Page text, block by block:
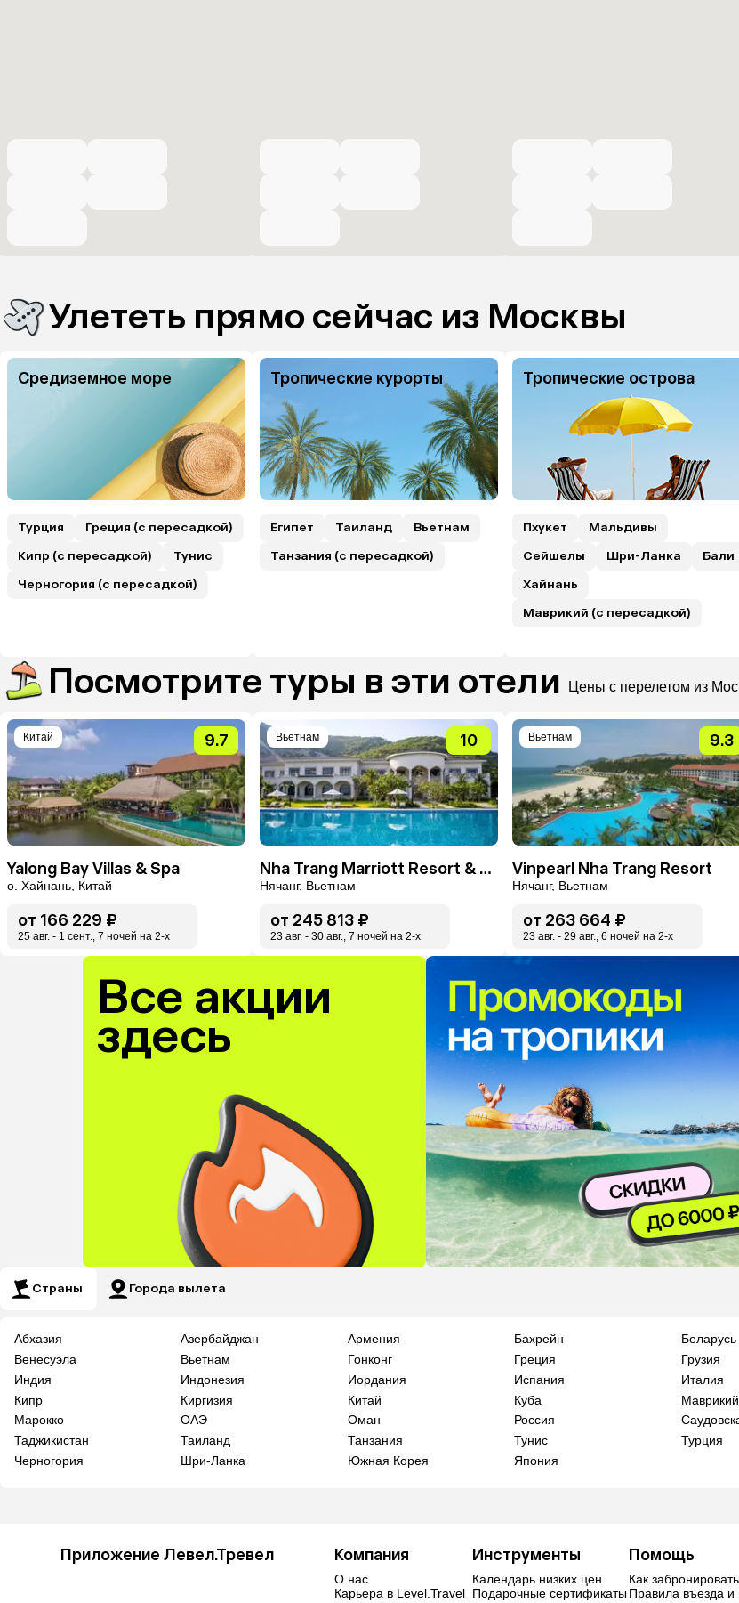
Улететь прямо сейчас из Москвы
Средиземное море
Турция
Греция (с пересадкой)
Кипр (с пересадкой)
Тунис
Черногория (с пересадкой)
Тропические курорты
Египет Таиланд
Вьетнам
Танзания (с пересадкой)
Тропические острова
Пхукет
Мальдивы
Сейшелы
Шри-Ланка
Бали
Хайнань
Маврикий (с пересадкой)
Посмотрите туры в эти отели Цены с перелетом из
Китай 9.7
Yalong Bay Villas & Spa
о. Хайнань, Китай
от 166 229 ₽
25 авг. - 1 сент., 7 ночей на 2-x
Вьетнам 10
Nha Trang Marriott Resort & Spa, Hon Tre Island
Нячанг, Вьетнам
от 245 813 ₽
23 авг. - 30 авг., 7 ночей на 2-x
Вьетнам 9.3
Vinpearl Nha Trang Resort
Нячанг, Вьетнам
от 263 664 ₽
23 авг. - 29 авг., 6 ночей на 2-x
Все акции
здесь
Страны Города вылета
Абхазия Азербайджан Армения Бахрейн Беларусь
Венесуэла
Вьетнам Гонконг Греция Грузия
Индия
Индонезия Иордания Испания Италия
Кипр
Киргизия Китай Куба Маврикий
Марокко
ОАЭ Оман Россия
Таджикистан
Таиланд Танзания Тунис Турция
Черногория
Шри-Ланка Южная Корея Япония
Приложение Левел.Тревел Компания
О нас
Карьера в Level.Travel
Инструменты
Календарь низких цен
Подарочные сертификаты
Помощь
Как
Правила въезда и